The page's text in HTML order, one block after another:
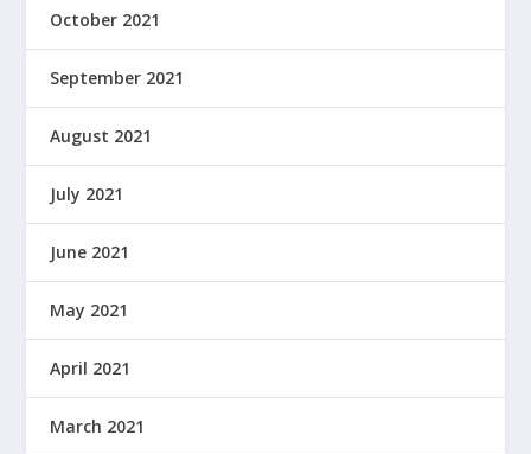
October 2021
September 2021
August 2021
July 2021
June 2021
May 2021
April 2021
March 2021